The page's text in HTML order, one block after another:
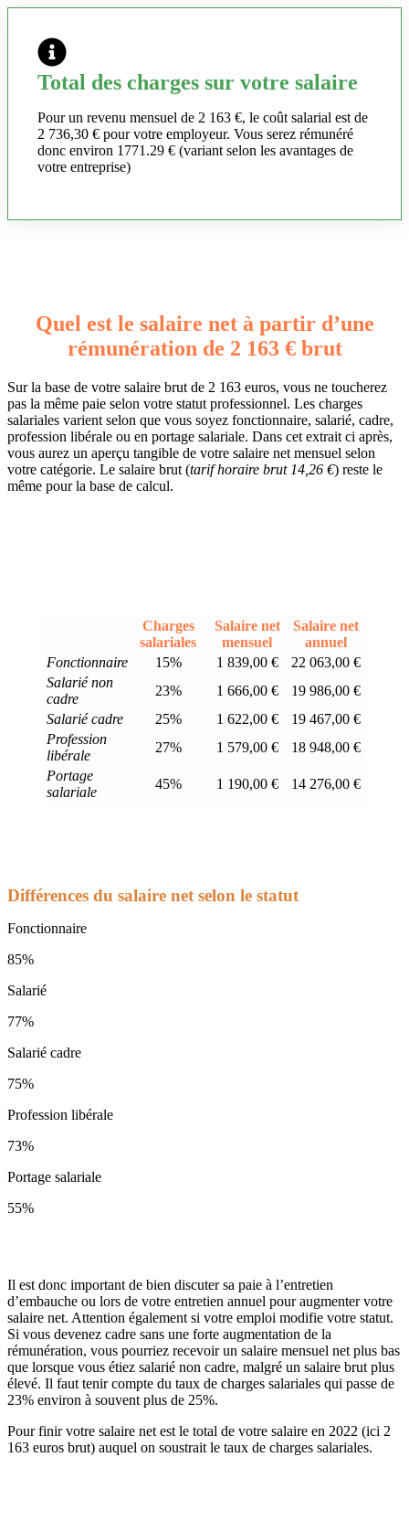
Total des charges sur votre salaire
Pour un revenu mensuel de 2 163 €, le coût salarial est de
2 736,30 € pour votre employeur. Vous serez rémunéré
donc environ 1771.29 € (variant selon les avantages de
votre entreprise)
Quel est le salaire net à partir d’une
rémunération de 2 163 € brut
Sur la base de votre salaire brut de 2 163 euros, vous ne toucherez
pas la même paie selon votre statut professionnel. Les charges
salariales varient selon que vous soyez fonctionnaire, salarié, cadre,
profession libérale ou en portage salariale. Dans cet extrait ci après,
vous aurez un aperçu tangible de votre salaire net mensuel selon
votre catégorie. Le salaire brut (tarif horaire brut 14,26 €) reste le
même pour la base de calcul.
Charges
salariales
Salaire net
mensuel
Salaire net
annuel
Fonctionnaire
15% 1 839,00 €
22 063,00 €
Salarié non
cadre
23% 1 666,00 €
19 986,00 €
Salarié cadre
25% 1 622,00 €
19 467,00 €
Profession
libérale
27% 1 579,00 €
18 948,00 €
Portage
salariale
45% 1 190,00 € 14 276,00 €
Différences du salaire net selon le statut
Fonctionnaire
85%
Salarié
77%
Salarié cadre
75%
Profession libérale
73%
Portage salariale
55%
Il est donc important de bien discuter sa paie à l’entretien
d’embauche ou lors de votre entretien annuel pour augmenter votre
salaire net. Attention également si votre emploi modifie votre statut.
Si vous devenez cadre sans une forte augmentation de la
rémunération, vous pourriez recevoir un salaire mensuel net plus bas
que lorsque vous étiez salarié non cadre, malgré un salaire brut plus
élevé. Il faut tenir compte du taux de charges salariales qui passe de
23% environ à souvent plus de 25%.
Pour finir votre salaire net est le total de votre salaire en 2022 (ici 2
163 euros brut) auquel on soustrait le taux de charges salariales.